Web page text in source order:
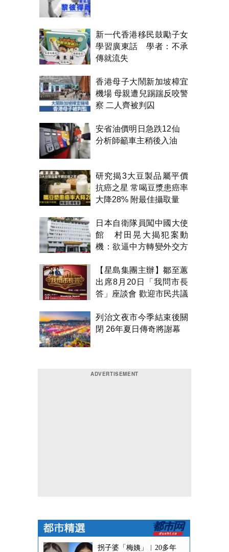
新一代香港移民鼓勵子女
學習廣東話 學者：不承
傳就流失
香港母子大鬧新加坡樟宜
機場 母親遭兒踢踹反咬警
察 二人齊被判囚
安省油價明日急跌12仙
分析師籲車主稍後入油
研究揭3大豆製品屬平價
抗癌之星 常喝豆漿患癌率
大降28% 附最佳攝取量
日本自衛隊員闖中國大使
館 村田晃大揭犯案動
機：欲逼中方轉變外交方
【星島集團主辦】鄒至蕙
出席8月20日「我問市長
答」座談會 歡迎市民共議
列治文夜市今季結束後關
閉 26年夏日傳奇將謝幕